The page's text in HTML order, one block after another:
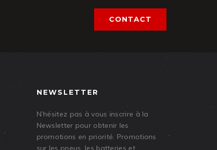
CONTACT
NEWSLETTER
N’hésitez pas à vous inscrire à la
Newsletter pour obtenir les
promotions en priorité. Promotions
sur les pneus, les batteries et